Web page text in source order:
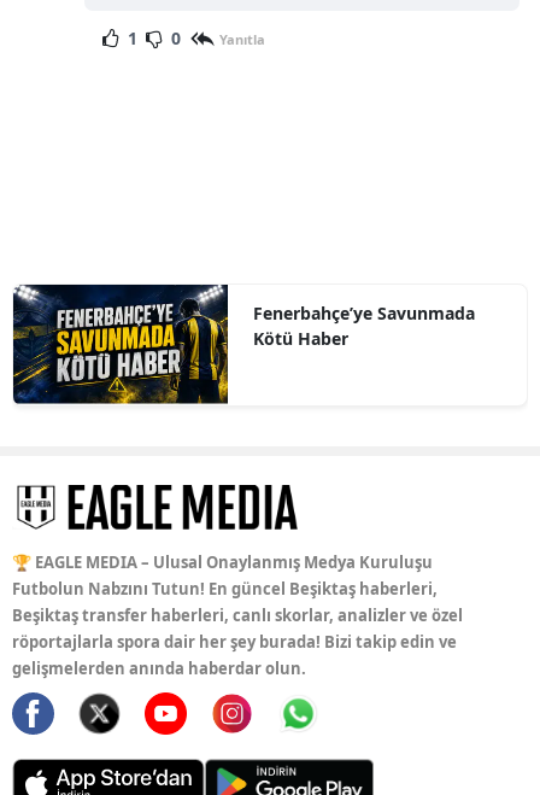
1 0 Yanıtla
Fenerbahçe’ye Savunmada
Kötü Haber
🏆 EAGLE MEDIA – Ulusal Onaylanmış Medya Kuruluşu
Futbolun Nabzını Tutun! En güncel Beşiktaş haberleri,
Beşiktaş transfer haberleri, canlı skorlar, analizler ve özel
röportajlarla spora dair her şey burada! Bizi takip edin ve
gelişmelerden anında haberdar olun.